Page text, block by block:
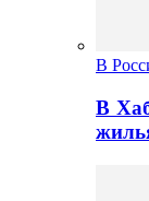
В
В